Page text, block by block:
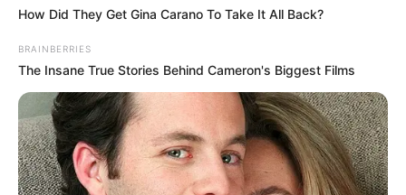
How Did They Get Gina Carano To Take It All Back?
BRAINBERRIES
The Insane True Stories Behind Cameron's Biggest Films